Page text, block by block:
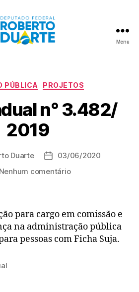
Menu
Categorias
PÚBLICA PROJETOS
n° 3.482/
2019
Duarte
Data
de
03/06/2020
Nenhum comentárioem
3.482/
2019
para cargo em comissão e
na administração pública
pessoas com Ficha Suja.